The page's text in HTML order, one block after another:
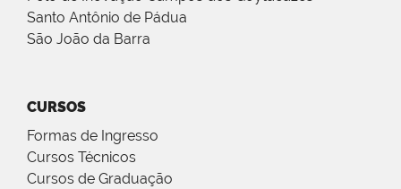
Santo Antônio de Pádua
São João da Barra
CURSOS
Formas de Ingresso
Cursos Técnicos
Cursos de Graduação